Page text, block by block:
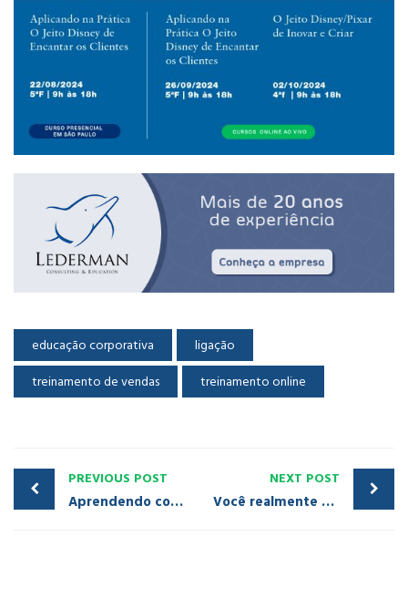
educação corporativa
ligação
treinamento de vendas
treinamento online
PREVIOUS POST
Aprendendo com Erros: Reflexões sobre um MAU ATENDIMENTO
NEXT POST
Você realmente sabe qual é o impacto da perda de clientes para sua empresa?